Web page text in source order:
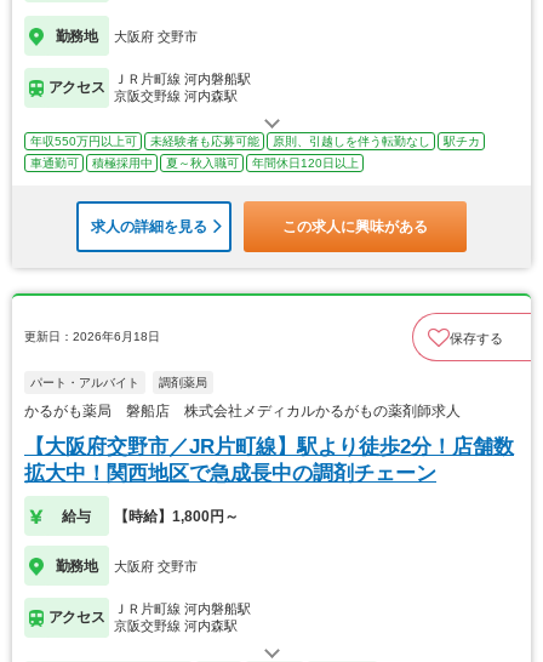
勤務地 大阪府 交野市
アクセス
ＪＲ片町線 河内磐船駅
京阪交野線 河内森駅
年収550万円以上可 未経験者も応募可能 原則、引越しを伴う転勤なし
駅チカ
車通勤可
積極採用中 夏～秋入職可 年間休日120日以上
求人の詳細を見る この求人に興味がある
更新日：2026年6月18日 保存する
パート・アルバイト 調剤薬局
かるがも薬局 磐船店 株式会社メディカルかるがもの薬剤師求人
【大阪府交野市／JR片町線】駅より徒歩2分！店舗数
拡大中！関西地区で急成長中の調剤チェーン
給与 【時給】1,800円～
勤務地 大阪府 交野市
アクセス
ＪＲ片町線 河内磐船駅
京阪交野線 河内森駅